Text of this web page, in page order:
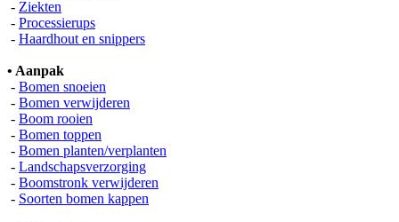
- Ziekten
- Processierups
- Haardhout en snippers
• Aanpak
- Bomen snoeien
- Bomen verwijderen
- Boom rooien
- Bomen toppen
- Bomen planten/verplanten
- Landschapsverzorging
- Boomstronk verwijderen
- Soorten bomen kappen